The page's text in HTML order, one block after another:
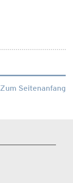
Zum Seitenanfang